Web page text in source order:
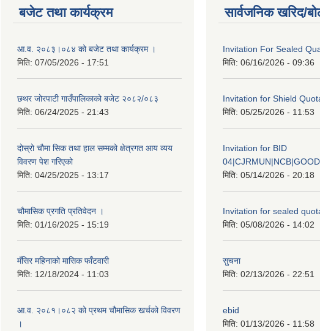
बजेट तथा कार्यक्रम
आ.व. २०८३।०८४ को बजेट तथा कार्यक्रम ।
मिति: 07/05/2026 - 17:51
छथर जोरपाटी गाउँपालिकाको बजेट २०८२/०८३
मिति: 06/24/2025 - 21:43
दोस्रो चौमा सिक तथा हाल सम्मको क्षेत्रगत आय व्यय
विवरण पेश गरिएको
मिति: 04/25/2025 - 13:17
चौमासिक प्रगति प्रतिवेदन ।
मिति: 01/16/2025 - 15:19
मँसिर महिनाको मासिक फाँटवारी
मिति: 12/18/2024 - 11:03
आ.व. २०८१।०८२ को प्रथम चौमासिक खर्चको विवरण
।
सार्वजनिक खरिद/
Invitation For Sealed
मिति: 06/16/2026 - 09:36
Invitation for Shield
मिति: 05/25/2026 - 11:53
Invitation for BID
मिति: 05/14/2026 - 20:18
Invitation for sealed
मिति: 05/08/2026 - 14:02
सुचना
मिति: 02/13/2026 - 22:51
ebid
मिति: 01/13/2026 - 11:58